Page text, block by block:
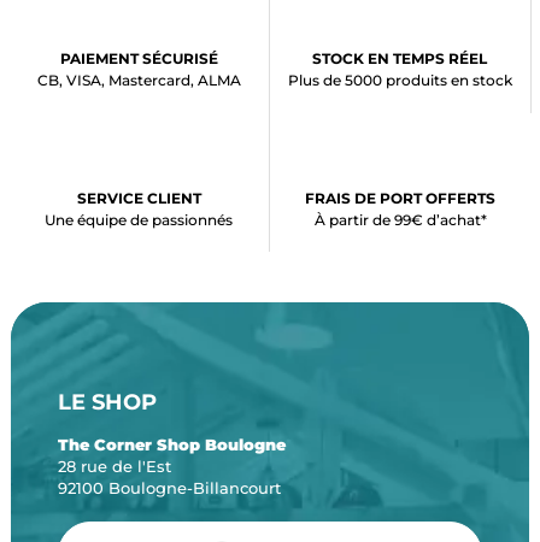
PAIEMENT SÉCURISÉ
CB, VISA, Mastercard, ALMA
STOCK EN TEMPS RÉEL
Plus de 5000 produits en stock
SERVICE CLIENT
Une équipe de passionnés
FRAIS DE PORT OFFERTS
À partir de 99€ d’achat*
LE SHOP
The Corner Shop Boulogne
28 rue de l'Est
92100 Boulogne-Billancourt